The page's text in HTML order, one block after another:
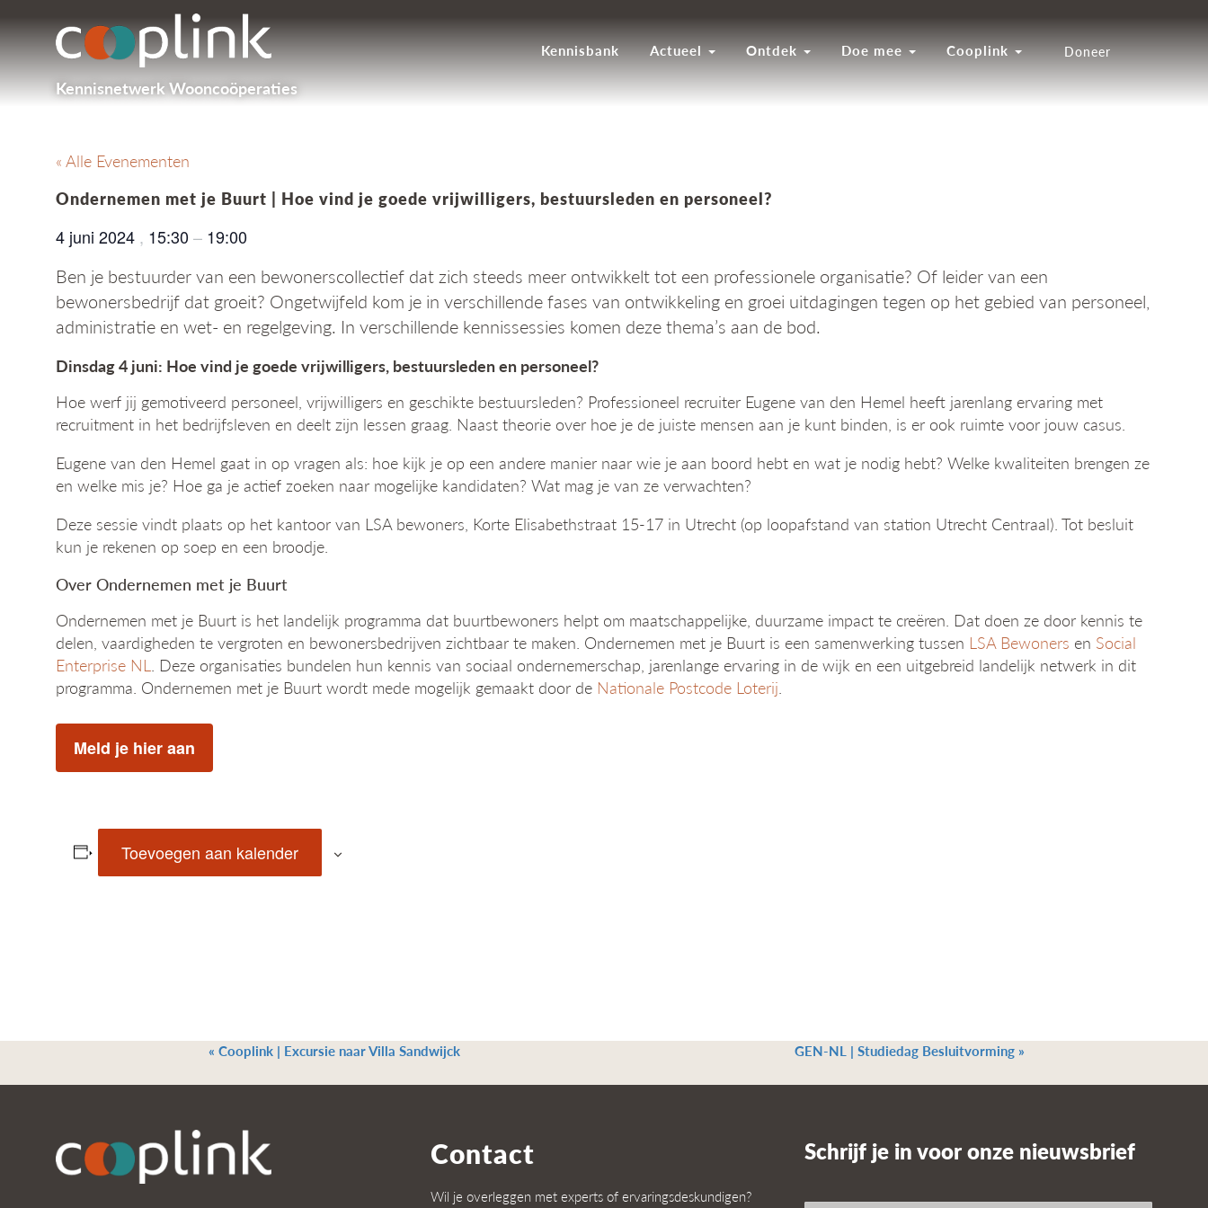
Kennisnetwerk Wooncoöperaties
Kennisbank Actueel Ontdek Doe mee Cooplink Doneer
« Alle Evenementen
Ondernemen met je Buurt | Hoe vind je goede vrijwilligers, bestuursleden en personeel?
4 juni 2024 , 15:30 – 19:00
Ben je bestuurder van een bewonerscollectief dat zich steeds meer ontwikkelt tot een professionele organisatie? Of leider van een
bewonersbedrijf dat groeit? Ongetwijfeld kom je in verschillende fases van ontwikkeling en groei uitdagingen tegen op het gebied van personeel,
administratie en wet- en regelgeving. In verschillende kennissessies komen deze thema’s aan de bod.
Dinsdag 4 juni: Hoe vind je goede vrijwilligers, bestuursleden en personeel?
Hoe werf jij gemotiveerd personeel, vrijwilligers en geschikte bestuursleden? Professioneel recruiter Eugene van den Hemel heeft jarenlang ervaring met
recruitment in het bedrijfsleven en deelt zijn lessen graag. Naast theorie over hoe je de juiste mensen aan je kunt binden, is er ook ruimte voor jouw casus.
Eugene van den Hemel gaat in op vragen als: hoe kijk je op een andere manier naar wie je aan boord hebt en wat je nodig hebt? Welke kwaliteiten brengen ze
en welke mis je? Hoe ga je actief zoeken naar mogelijke kandidaten? Wat mag je van ze verwachten?
Deze sessie vindt plaats op het kantoor van LSA bewoners, Korte Elisabethstraat 15-17 in Utrecht (op loopafstand van station Utrecht Centraal). Tot besluit
kun je rekenen op soep en een broodje.
Over Ondernemen met je Buurt
Ondernemen met je Buurt is het landelijk programma dat buurtbewoners helpt om maatschappelijke, duurzame impact te creëren. Dat doen ze door kennis te
delen, vaardigheden te vergroten en bewonersbedrijven zichtbaar te maken. Ondernemen met je Buurt is een samenwerking tussen LSA Bewoners en Social
Enterprise NL. Deze organisaties bundelen hun kennis van sociaal ondernemerschap, jarenlange ervaring in de wijk en een uitgebreid landelijk netwerk in dit
programma. Ondernemen met je Buurt wordt mede mogelijk gemaakt door de Nationale Postcode Loterij.
Meld je hier aan
Toevoegen aan kalender
« Cooplink | Excursie naar Villa Sandwijck GEN-NL | Studiedag Besluitvorming »
Contact
Wil je overleggen met experts of ervaringsdeskundigen?
Schrijf je in voor onze nieuwsbrief